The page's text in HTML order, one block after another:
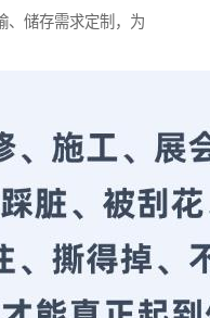
、储存需求定制，为